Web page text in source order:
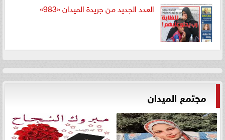
العدد الجديد من جريدة الميدان «983»
مجتمع الميدان